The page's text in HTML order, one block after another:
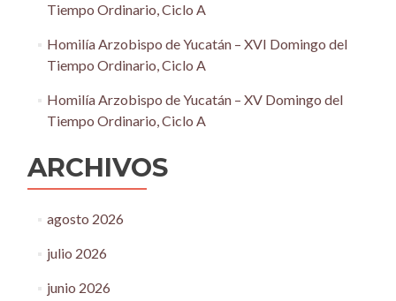
Tiempo Ordinario, Ciclo A
Homilía Arzobispo de Yucatán – XVI Domingo del
Tiempo Ordinario, Ciclo A
Homilía Arzobispo de Yucatán – XV Domingo del
Tiempo Ordinario, Ciclo A
ARCHIVOS
agosto 2026
julio 2026
junio 2026